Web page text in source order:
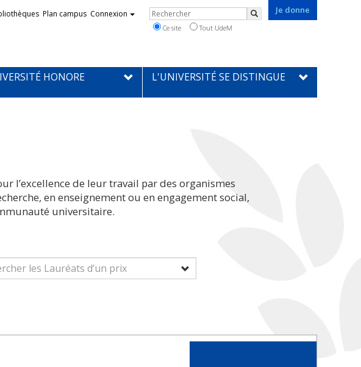
Je donne
Plan campus Connexion Rechercher
Rechercher
Ce site Tout UdeM
HONORE L'UNIVERSITÉ SE DISTINGUE
l’excellence de leur travail par des organismes
en enseignement ou en engagement social,
universitaire.